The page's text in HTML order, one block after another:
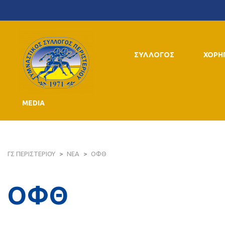
ΣΥΛΛΟΓΟΣ
MEDIA
ΓΣ ΠΕΡΙΣΤΕΡΙΟΥ > ΝΕΑ > ΟΦΘ
ΟΦΘ